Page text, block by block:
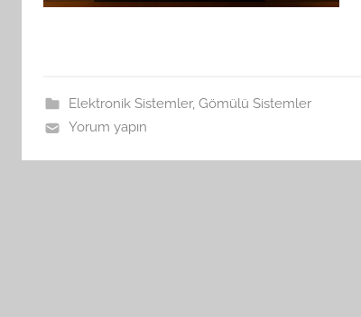
Elektronik Sistemler, Gömülü Sistemler
Yorum yapın